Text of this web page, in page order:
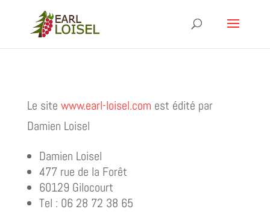
Le site www.earl-loisel.com est édité par
Damien Loisel
Damien Loisel
477 rue de la Forêt
60129 Gilocourt
Tel : 06 28 72 38 65